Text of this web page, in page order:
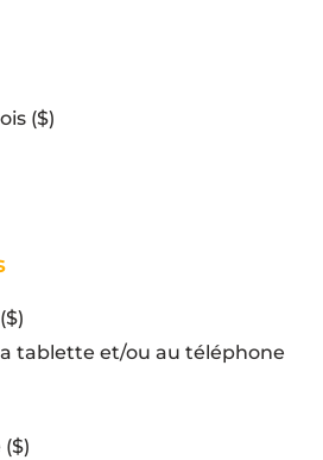
($)
tablette et/ou au téléphone